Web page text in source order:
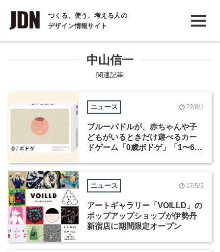
つくる、使う、考える人の
デザイン情報サイト
INTERVIEW
インタビュー
COLUMN
コラム
中山信一
関連記事
ニュース 22/8/1
ブルーパドルが、赤ちゃんや子
どもがいるときだけ遊べるカー
ドゲーム「0歳ボドゲ」「1〜6歳
ニュース 17/5/2
アートギャラリー「VOILLD」の
ポップアップショップが伊勢丹
新宿店に期間限定オープン